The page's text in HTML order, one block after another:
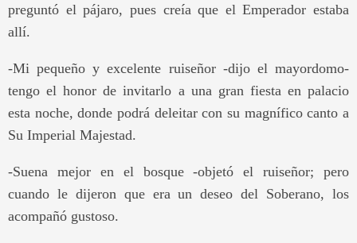
preguntó el pájaro, pues creía que el Emperador estaba
allí.
-Mi pequeño y excelente ruiseñor -dijo el mayordomo-
tengo el honor de invitarlo a una gran fiesta en palacio
esta noche, donde podrá deleitar con su magnífico canto a
Su Imperial Majestad.
-Suena mejor en el bosque -objetó el ruiseñor; pero
cuando le dijeron que era un deseo del Soberano, los
acompañó gustoso.